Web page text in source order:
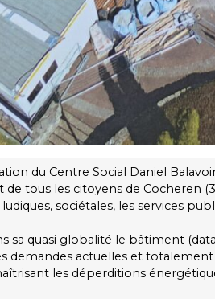
du Centre Social Daniel
de tous les citoyens de
sociétales, les services
quasi globalité le bâtiment
demandes actuelles et
les déperditions